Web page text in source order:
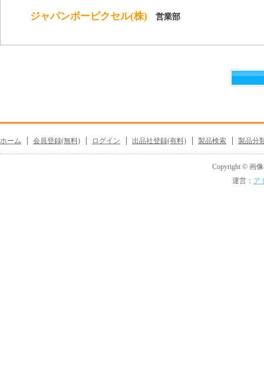
ジャパンボーピクセル(株) 営業部
ホーム 会員登録(無料) ログイン 出品社登録(有料) 製品検索 製品分
Copyright © 画像
運営： ア